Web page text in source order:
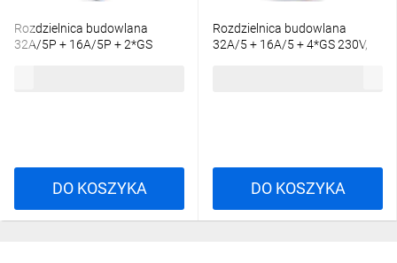
Rozdzielnica budowlana
32A/5P + 16A/5P + 2*GS
DO KOSZYKA
Rozdzielnica budowlana
32A/5 + 16A/5 + 4*GS 230V,
DO KOSZYKA